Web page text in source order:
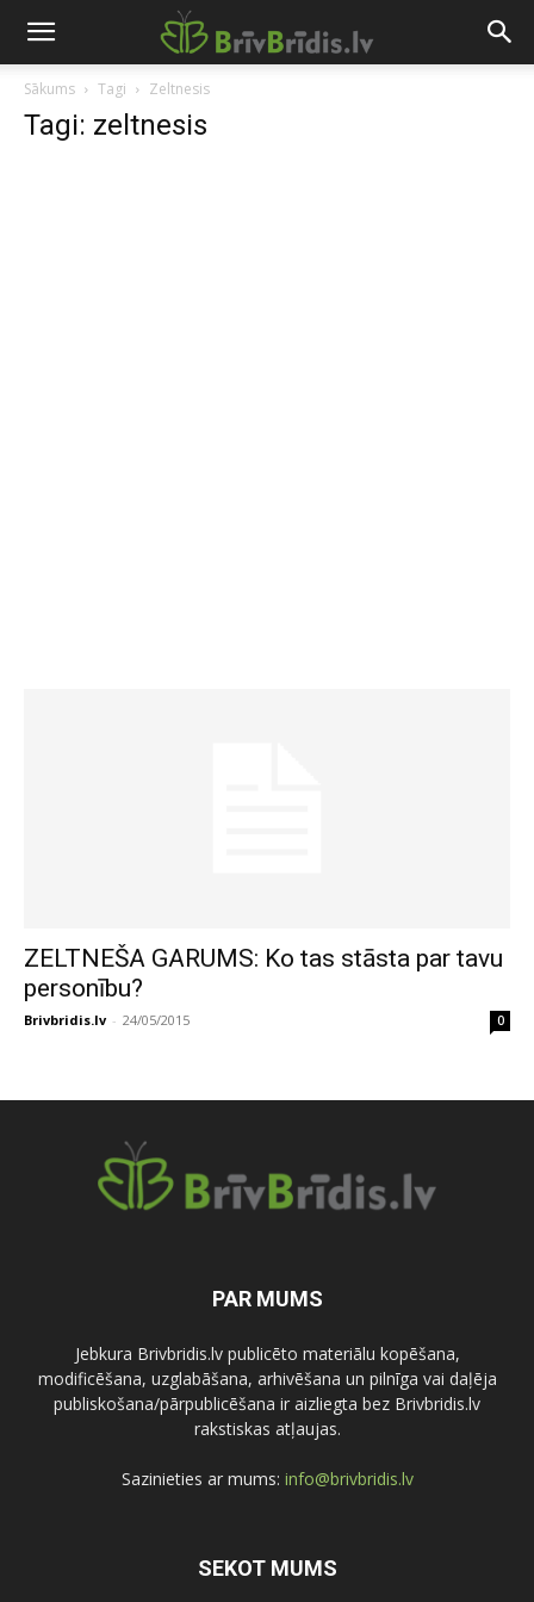
Sākums Tagi Zeltnesis
Tagi: zeltnesis
ZELTNEŠA GARUMS: Ko tas stāsta par tavu
personību?
Brivbridis.lv - 24/05/2015 0
PAR MUMS
Jebkura Brivbridis.lv publicēto materiālu kopēšana,
modificēšana, uzglabāšana, arhivēšana un pilnīga vai daļēja
publiskošana/pārpublicēšana ir aizliegta bez Brivbridis.lv
rakstiskas atļaujas.
Sazinieties ar mums: info@brivbridis.lv
SEKOT MUMS